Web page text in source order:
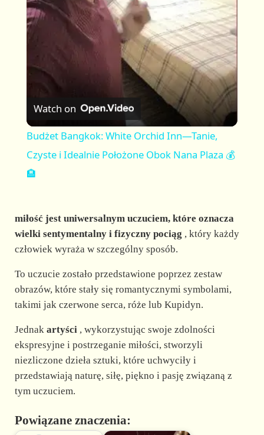
a
y
V
i
o
Watch on
Budżet Bangkok: White Orchid Inn—Tanie,
Czyste i Idealnie Położone Obok Nana Plaza 💰
🏨
miłość jest uniwersalnym uczuciem, które oznacza
wielki sentymentalny i fizyczny pociąg , który każdy
człowiek wyraża w szczególny sposób.
To uczucie zostało przedstawione poprzez zestaw
obrazów, które stały się romantycznymi symbolami,
takimi jak czerwone serca, róże lub Kupidyn.
Jednak artyści, wykorzystując swoje zdolności
ekspresyjne i postrzeganie miłości, stworzyli
niezliczone dzieła sztuki, które uchwyciły i
przedstawiają naturę, siłę, piękno i pasję związaną z
tym uczuciem.
Powiązane znaczenia: